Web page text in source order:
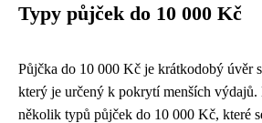
Typy půjček do 10 000 Kč
Půjčka do 10 000 Kč je krátkodobý úvěr
který je určený k pokrytí menších výdajů.
několik typů půjček do 10 000 Kč, které